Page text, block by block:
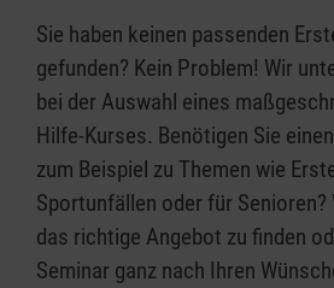
Sie haben keinen passenden
gefunden? Kein Problem! Wir
bei der Auswahl eines
Hilfe-Kurses. Benötigen Sie
zum Beispiel zu Themen wie
Sportunfällen oder für Senioren?
das richtige Angebot zu finden
Seminar ganz nach Ihren